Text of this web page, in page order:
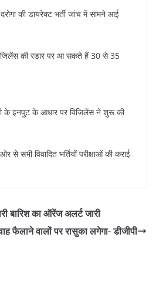
की डायरेक्ट भर्ती जांच में सामने आई
की रडार पर आ सकते हैं 30 से 35
के इनपुट के आधार पर विजिलेंस ने शुरू की
से सभी विवादित भर्तियों परीक्षाओं की कराई
बारिश का ऑरेंज अलर्ट जारी
फैलाने वालों पर रासुका लगेगा- डीजीपी